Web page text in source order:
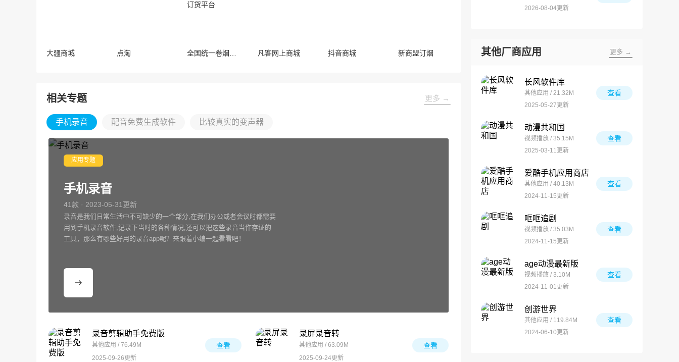
大疆商城 点淘 凡客网上商城 抖音商城 新商盟订烟
相关专题 更多 →
手机录音 配音免费生成软件 比较真实的变声器
应用专题
手机录音
41款 · 2023-05-31更新
录音是我们日常生活中不可缺少的一个部分,在我们办公或者会议时都需要
用到手机录音软件,记录下当时的各种情况,还可以把这些录音当作存证的
工具，那么有哪些好用的录音app呢？来跟着小编一起看看吧！
录音剪辑助手免费版
其他应用 / 76.49M
2025-09-26更新
查看
录屏录音转
其他应用 / 63.09M
2025-09-24更新
查看
2026-08-04更新
其他厂商应用 更多 →
长风软件库
其他应用 / 21.32M
2025-05-27更新
查看
动漫共和国
视频播放 / 35.15M
2025-03-11更新
查看
爱酷手机应用商店
其他应用 / 40.13M
2024-11-15更新
查看
哐哐追剧
视频播放 / 35.03M
2024-11-15更新
查看
age动漫最新版
视频播放 / 3.10M
2024-11-01更新
查看
创游世界
其他应用 / 119.84M
2024-06-10更新
查看